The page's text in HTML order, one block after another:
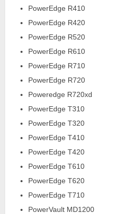
PowerEdge R410
PowerEdge R420
PowerEdge R520
PowerEdge R610
PowerEdge R710
PowerEdge R720
Poweredge R720xd
PowerEdge T310
PowerEdge T320
PowerEdge T410
PowerEdge T420
PowerEdge T610
PowerEdge T620
PowerEdge T710
PowerVault MD1200